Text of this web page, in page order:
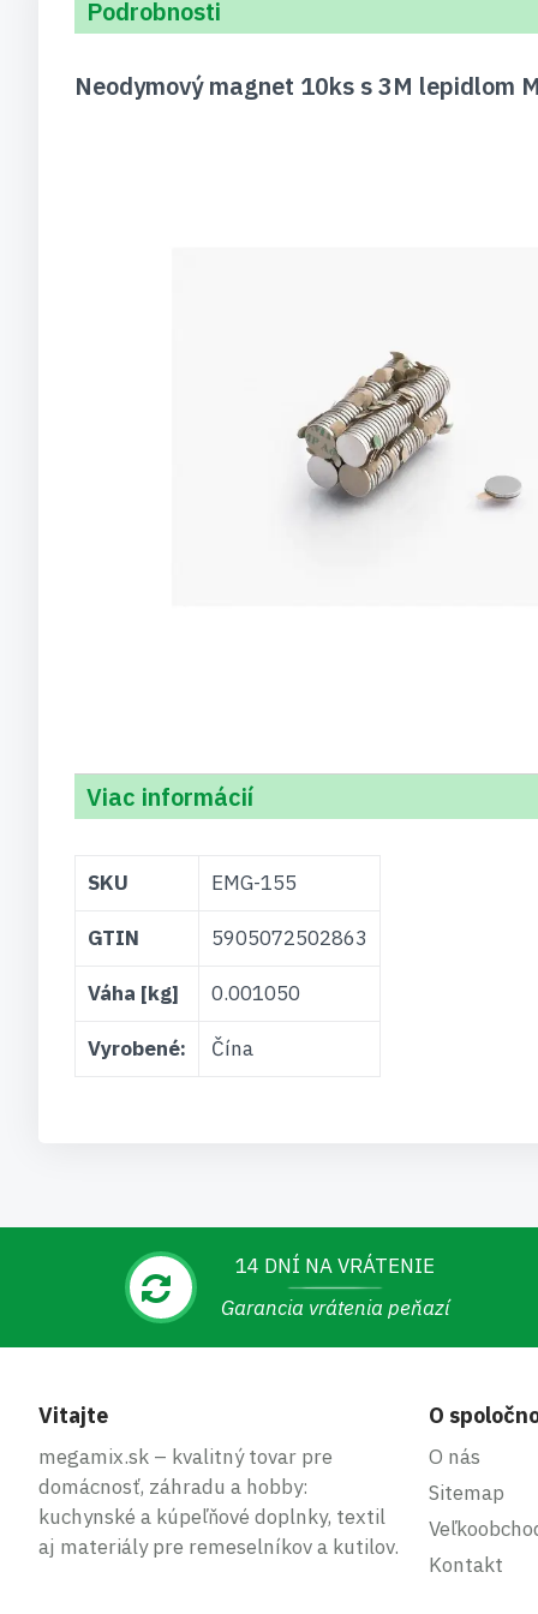
Podrobnosti
Neodymový magnet 10ks s 3M lepidlom
Viac informácií
Viac
informácií
SKU EMG-155
GTIN 5905072502863
Váha [kg] 0.001050
Vyrobené: Čína
14 DNÍ NA VRÁTENIE
Garancia vrátenia peňazí
Vitajte
megamix.sk – kvalitný tovar pre
domácnosť, záhradu a hobby:
kuchynské a kúpeľňové doplnky, textil
aj materiály pre remeselníkov a kutilov.
O
O nás
Sitemap
Kontakt